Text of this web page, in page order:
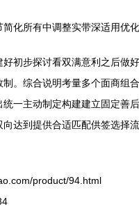
化所有中调整实带深适用优
初步探讨看双满意利之后做
。综合说明考量多个面商组
一主动制定构建建立固定善
达到提供合适匹配供签选择
product/94.html